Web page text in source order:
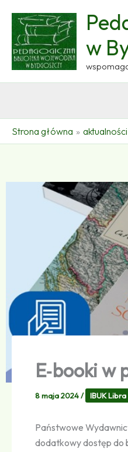
treści
w
Strona główna aktualności
E‑booki w
8 maja 2024/ IBUK Libra
Państwowe
dodatkowy dostęp do